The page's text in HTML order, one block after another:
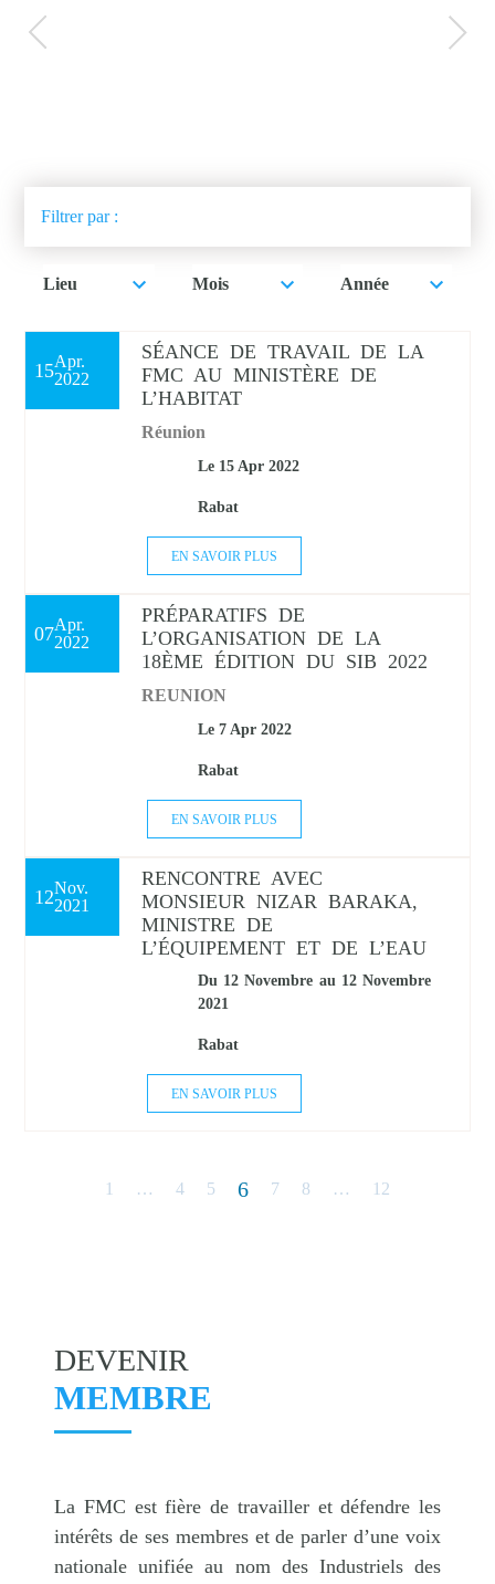
Filtrer par :
Lieu
Lieu
Maroc
Mois
01
05
06
08
09
10
11
12
Année
2019
15Apr.
2022
SÉANCE DE TRAVAIL DE LA
FMC AU MINISTÈRE DE
L’HABITAT
Réunion
Le 15Apr2022
Rabat
EN SAVOIR PLUS
07Apr.
2022
PRÉPARATIFS DE
L’ORGANISATION DE LA
18ÈME ÉDITION DU SIB 2022
REUNION
Le 7Apr2022
Rabat
EN SAVOIR PLUS
12Nov.
2021
RENCONTRE AVEC
MONSIEUR NIZAR BARAKA,
MINISTRE DE
L’ÉQUIPEMENT ET DE L’EAU
Du 12Novembre au 12 Novembre
2021
Rabat
EN SAVOIR PLUS
1 … 4 5 6 7 8 … 12
DEVENIR
MEMBRE
La FMC est fière de travailler et défendre les
intérêts de ses membres et de parler d’une voix
nationale unifiée au nom des Industriels des